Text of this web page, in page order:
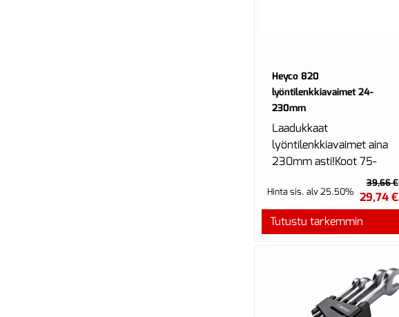
Heyco 820
lyöntilenkkiavaimet 24-
230mm
Laadukkaat
lyöntilenkkiavaimet aina
230mm asti!Koot 75-
tehdastilauksina.
Hinta sis. alv 25.50%
39,66 €
29,74 €
Tutustu tarkemmin